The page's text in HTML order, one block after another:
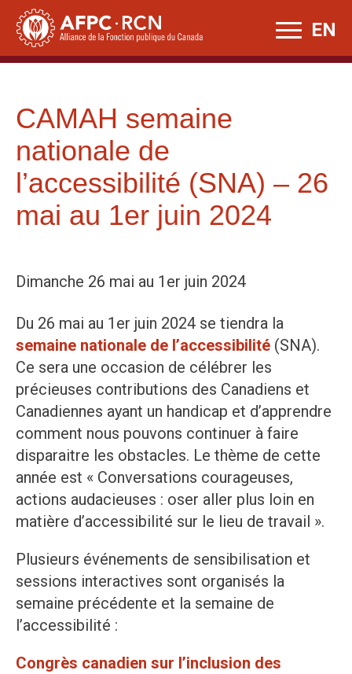
Skip
content
EN
CAMAH semaine
nationale de
l’accessibilité (SNA) – 26
mai au 1er juin 2024
Dimanche 26 mai au 1er juin 2024
Du 26 mai au 1er juin 2024 se tiendra la
semaine nationale de l’accessibilité (SNA).
Ce sera une occasion de célébrer les
précieuses contributions des Canadiens et
Canadiennes ayant un handicap et d’apprendre
comment nous pouvons continuer à faire
disparaitre les obstacles. Le thème de cette
année est « Conversations courageuses,
actions audacieuses : oser aller plus loin en
matière d’accessibilité sur le lieu de travail ».
Plusieurs événements de sensibilisation et
sessions interactives sont organisés la
semaine précédente et la semaine de
l’accessibilité :
Congrès canadien sur l’inclusion des